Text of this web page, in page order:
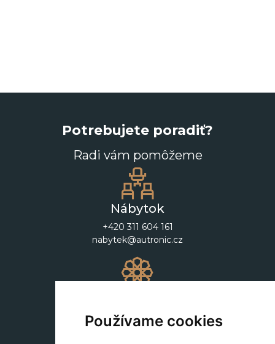
Používame cookies
Potrebujete poradiť?
Radi vám pomôžeme
Nábytok
+420 311 604 161
nabytek@autronic.cz
+420 311 604 182
dekorace@autronic.cz